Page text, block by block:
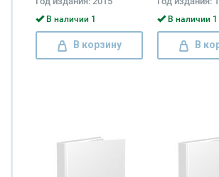
В наличии 1
В корзину
В наличии 1
В